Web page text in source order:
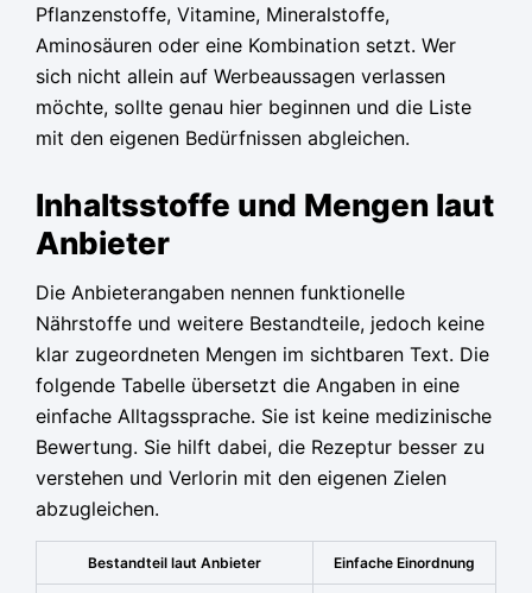
Pflanzenstoffe, Vitamine, Mineralstoffe,
Aminosäuren oder eine Kombination setzt. Wer
sich nicht allein auf Werbeaussagen verlassen
möchte, sollte genau hier beginnen und die Liste
mit den eigenen Bedürfnissen abgleichen.
Inhaltsstoffe und Mengen laut
Anbieter
Die Anbieterangaben nennen funktionelle
Nährstoffe und weitere Bestandteile, jedoch keine
klar zugeordneten Mengen im sichtbaren Text. Die
folgende Tabelle übersetzt die Angaben in eine
einfache Alltagssprache. Sie ist keine medizinische
Bewertung. Sie hilft dabei, die Rezeptur besser zu
verstehen und Verlorin mit den eigenen Zielen
abzugleichen.
Bestandteil laut Anbieter Einfache Einordnung